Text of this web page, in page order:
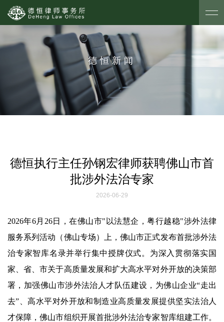
德恒新闻
德恒执行主任孙钢宏律师获聘佛山市首
批涉外法治专家
2026-06-29
2026年6月26日，在佛山市"以法慧企，粤行越稳"涉外法律
服务系列活动（佛山专场）上，佛山市正式发布首批涉外法
治专家智库名录并举行集中授牌仪式。为深入贯彻落实国
家、省、市关于高质量发展和扩大高水平对外开放的决策部
署，加强佛山市涉外法治人才队伍建设，为佛山企业“走出
去”、高水平对外开放和制造业高质量发展提供坚实法治人
才保障，佛山市组织开展首批涉外法治专家智库组建工作。